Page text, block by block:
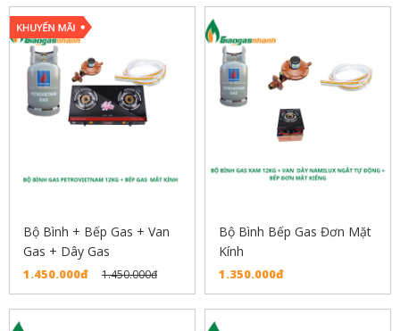
Bộ Bình + Bếp Gas + Van
Gas + Dây Gas
1.450.000đ 1.450.000đ
Bộ Bình Bếp Gas Đơn Mặt
Kính
1.350.000đ